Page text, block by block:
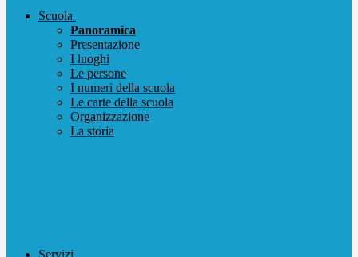
Scuola
Panoramica
Presentazione
I luoghi
Le persone
I numeri della scuola
Le carte della scuola
Organizzazione
La storia